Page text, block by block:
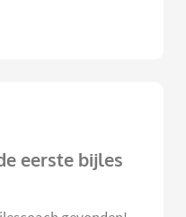
eerste bijles